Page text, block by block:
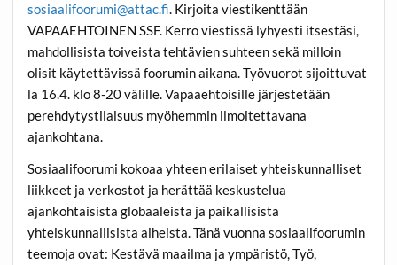
sosiaalifoorumi@attac.fi. Kirjoita viestikenttään
VAPAAEHTOINEN SSF. Kerro viestissä lyhyesti itsestäsi,
mahdollisista toiveista tehtävien suhteen sekä milloin
olisit käytettävissä foorumin aikana. Työvuorot sijoittuvat
la 16.4. klo 8-20 välille. Vapaaehtoisille järjestetään
perehdytystilaisuus myöhemmin ilmoitettavana
ajankohtana.
Sosiaalifoorumi kokoaa yhteen erilaiset yhteiskunnalliset
liikkeet ja verkostot ja herättää keskustelua
ajankohtaisista globaaleista ja paikallisista
yhteiskunnallisista aiheista. Tänä vuonna sosiaalifoorumin
teemoja ovat: Kestävä maailma ja ympäristö, Työ,